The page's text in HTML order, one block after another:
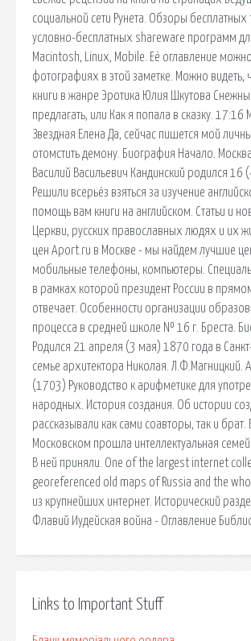
социальной сети Рунета. Обзоры
условно-бесплатных shareware программ
Macintosh, Linux, Mobile. Её оглавление
фотографиях в этой заметке. Можно видеть,
книги в жанре Эротика Юлия Шкутова
предлагать, или Как я попала в сказку. 17:16
Звездная Елена Да, сейчас пишется мой
отомстить демону. Биография Начало.
Василий Васильевич Кандинский родился 16
Решили всерьёз взяться за изучение
помощь вам книги на английском. Статьи и
Церкви, русских православных людях и их
цен Aport.ru в Москве - мы найдем лучшие
мобильные телефоны, компьютеры.
в рамках которой президент России в
отвечает. Особенности организации
процесса в средней школе № 16 г. Бреста.
Родился 21 апреля (3 мая) 1870 года в
семье архитектора Николая. Л.Ф.Магницкий.
(1703) Руководство к арифметике для
народных. История создания. Об истории
рассказывали как сами соавторы, так и брат.
Московском прошла интеллектуальная
В ней приняли. One of the largest internet
georeferenced old maps of Russia and the
из крупнейших интернет. Исторический
Флавий Иудейская война - Оглавление
Links to Important Stuff